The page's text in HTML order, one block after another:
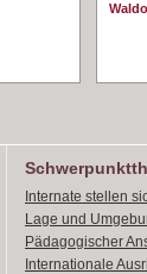
Internate stellen
Lage und
Pädagogischer
Internationale